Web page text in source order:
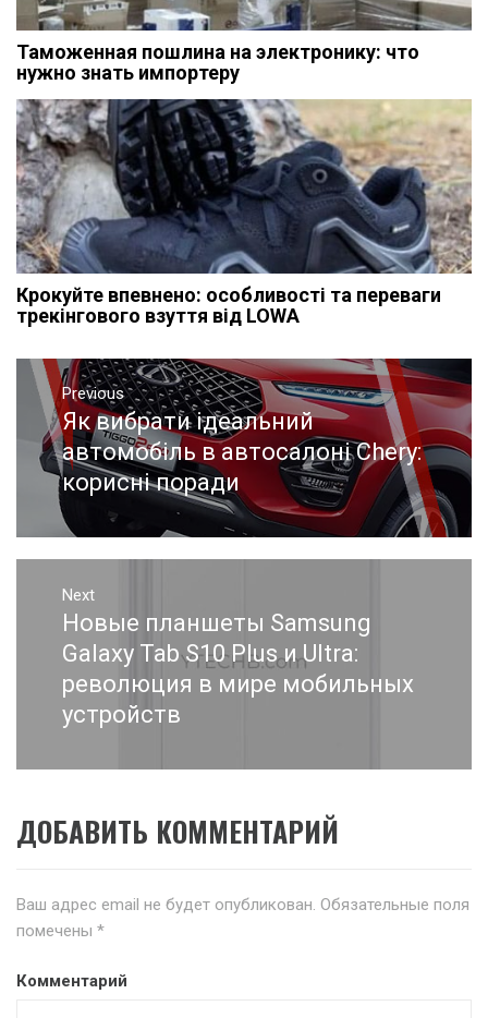
Таможенная пошлина на электронику: что
нужно знать импортеру
Крокуйте впевнено: особливості та переваги
трекінгового взуття від LOWA
Навигация
записям
Previous
Previous
post:
Як вибрати ідеальний
автомобіль в автосалоні Chery:
корисні поради
Next
Next
post:
Новые планшеты Samsung
Galaxy Tab S10 Plus и Ultra:
революция в мире мобильных
устройств
ДОБАВИТЬ КОММЕНТАРИЙ
Ваш адрес email не будет опубликован. Обязательные поля
помечены *
Комментарий